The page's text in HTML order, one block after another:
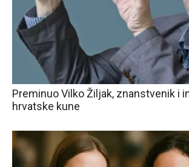
Preminuo Vilko Žiljak, znanstvenik i
hrvatske kune